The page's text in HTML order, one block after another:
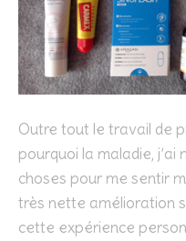
Outre tout le travail de
pourquoi la maladie,
choses pour me sentir
très nette amélioration
cette expérience